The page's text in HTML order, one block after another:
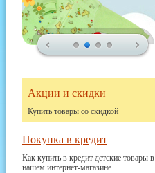
Акции и скидки
Купить товары со скидкой
Покупка в кредит
Как купить в кредит детские товары в
нашем интернет-магазине.